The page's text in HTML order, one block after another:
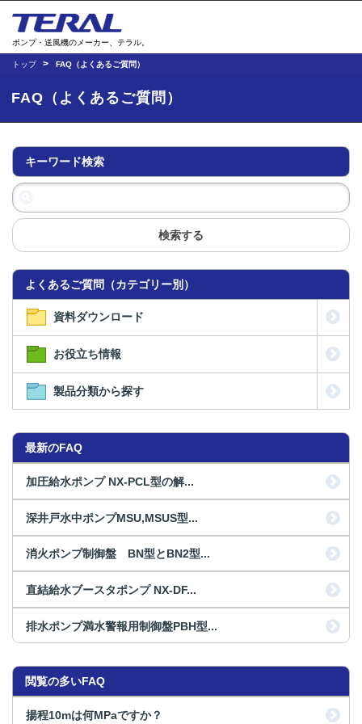
ポンプ・送風機のメーカー、テラル。
トップ FAQ（よくあるご質問）
FAQ（よくあるご質問）
キーワード検索
検索する
よくあるご質問（カテゴリー別）
資料ダウンロード
お役立ち情報
製品分類から探す
最新のFAQ
加圧給水ポンプ NX-PCL型の解...
深井戸水中ポンプMSU,MSUS型...
消火ポンプ制御盤 BN型とBN2型...
直結給水ブースタポンプ NX-DF...
排水ポンプ満水警報用制御盤PBH型...
閲覧の多いFAQ
揚程10mは何MPaですか？